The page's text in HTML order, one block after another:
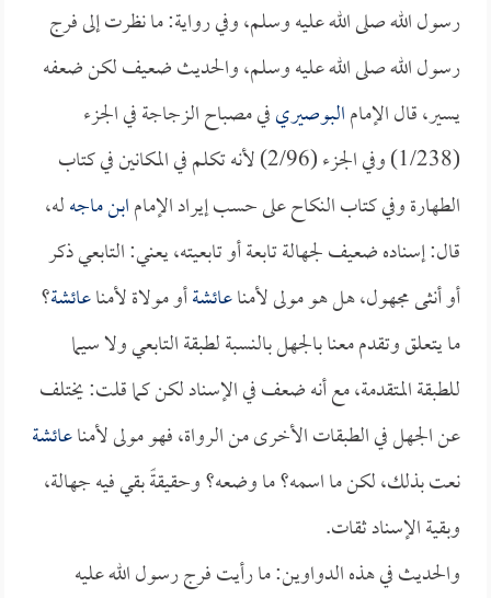
رسول الله صلى الله عليه وسلم، وفي رواية: ما نظرت إلى فرج
رسول الله صلى الله عليه وسلم، والحديث ضعيف لكن ضعفه
يسير، قال الإمامالبوصيريفي مصباح الزجاجة في الجزء
(1/238) وفي الجزء (2/96) لأنه تكلم في المكانين في كتاب
الطهارة وفي كتاب النكاح على حسب إيراد الإمامابن ماجهله،
قال: إسناده ضعيف لجهالة تابعة أو تابعيته، يعني: التابعي ذكر
أو أنثى مجهول، هل هو مولى لأمناعائشةأو مولاة لأمناعائشة؟
ما يتعلق وتقدم معنا بالجهل بالنسبة لطبقة التابعي ولا سيما
للطبقة المتقدمة، مع أنه ضعف في الإسناد لكن كما قلت: يختلف
عن الجهل في الطبقات الأخرى من الرواة، فهو مولى لأمناعائشة
نعت بذلك، لكن ما اسمه؟ ما وضعه؟ وحقيقةً بقي فيه جهالة،
وبقية الإسناد ثقات.
والحديث في هذه الدواوين: ما رأيت فرج رسول الله عليه